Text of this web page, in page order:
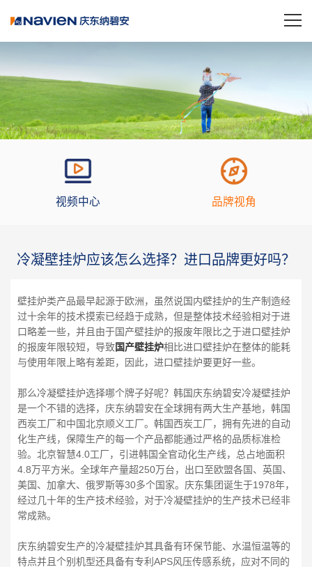
视频中心 品牌视角
冷凝壁挂炉应该怎么选择？进口品牌更好吗？
壁挂炉类产品最早起源于欧洲，虽然说国内壁挂炉的生产制造经
过十余年的技术摸索已经趋于成熟，但是整体技术经验相对于进
口略差一些，并且由于国产壁挂炉的报废年限比之于进口壁挂炉
的报废年限较短，导致国产壁挂炉相比进口壁挂炉在整体的能耗
与使用年限上略有差距，因此，进口壁挂炉要更好一些。
那么冷凝壁挂炉选择哪个牌子好呢？韩国庆东纳碧安冷凝壁挂炉
是一个不错的选择，庆东纳碧安在全球拥有两大生产基地，韩国
西炭工厂和中国北京顺义工厂。韩国西炭工厂，拥有先进的自动
化生产线，保障生产的每一个产品都能通过严格的品质标准检
验。北京智慧4.0工厂，引进韩国全官动化生产线，总占地面积
4.8万平方米。全球年产量超250万台，出口至欧盟各国、英国、
美国、加拿大、俄罗斯等30多个国家。庆东集团诞生于1978年，
经过几十年的生产技术经验，对于冷凝壁挂炉的生产技术已经非
常成熟。
庆东纳碧安生产的冷凝壁挂炉其具备有环保节能、水温恒温等的
特点并且个别机型还具备有专利APS风压传感系统，应对不同的